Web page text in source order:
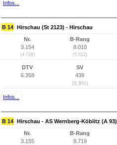
Infos...
B 14 Hirschau (St 2123) - Hirschau
Nr.
3.154
(4.738)
B-Rang
8.010
(5.612)
DTV
6.358
SV
439
(6,9%)
Infos...
B 14 Hirschau - AS Wernberg-Köblitz (A 93)
Nr.
3.155
B-Rang
8.719